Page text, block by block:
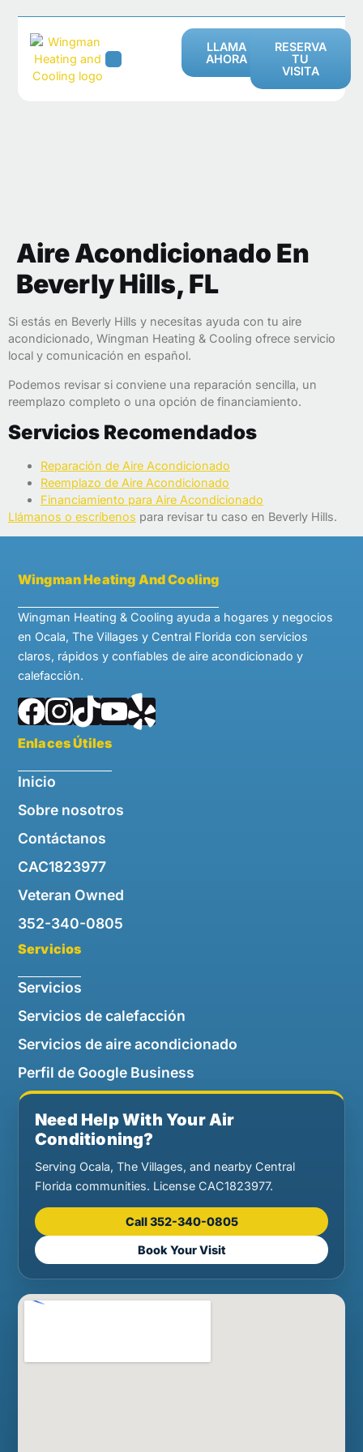
LLAMA
AHORA
RESERVA
TU
VISITA
Aire Acondicionado En
Beverly Hills, FL
Si estás en Beverly Hills y necesitas ayuda con tu aire
acondicionado, Wingman Heating & Cooling ofrece servicio
local y comunicación en español.
Podemos revisar si conviene una reparación sencilla, un
reemplazo completo o una opción de financiamiento.
Servicios Recomendados
Reparación de Aire Acondicionado
Reemplazo de Aire Acondicionado
Financiamiento para Aire Acondicionado
Llámanos o escríbenos para revisar tu caso en Beverly Hills.
Wingman Heating And Cooling
Wingman Heating & Cooling ayuda a hogares y negocios
en Ocala, The Villages y Central Florida con servicios
claros, rápidos y confiables de aire acondicionado y
calefacción.
Enlaces Útiles
Inicio
Sobre nosotros
Contáctanos
CAC1823977
Veteran Owned
352-340-0805
Servicios
Servicios
Servicios de calefacción
Servicios de aire acondicionado
Perfil de Google Business
Need Help With Your Air
Conditioning?
Serving Ocala, The Villages, and nearby Central
Florida communities. License CAC1823977.
Call 352-340-0805
Book Your Visit